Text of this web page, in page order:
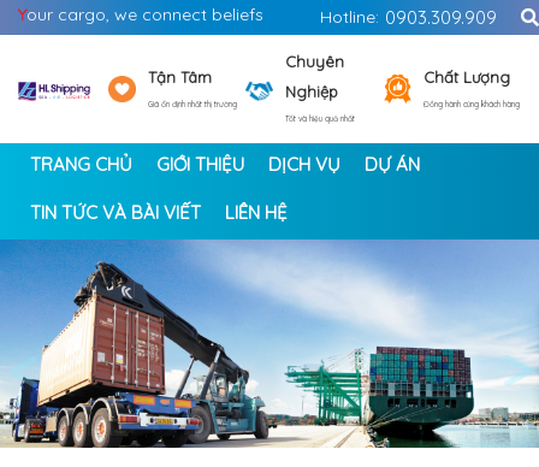
Your cargo, we connect beliefs Hotline: 0903.309.909
Tận Tâm
Giá ổn định nhất thị trường
Chuyên
Nghiệp
Tốt và hiệu quả nhất
Chất Lượng
Đồng hành cùng khách hàng
TRANG CHỦ GIỚI THIỆU DỊCH VỤ DỰ ÁN
TIN TỨC VÀ BÀI VIẾT LIÊN HỆ
< >